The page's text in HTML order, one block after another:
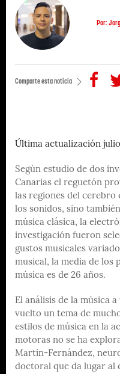
Por:
Comparte esta noticia
Última actualización julio
Según estudio de dos
Canarias el reguetón
las regiones del cerebro
los sonidos, sino
música clásica, la
investigación fueron
gustos musicales
musical, la media de los
música es de 26 años.
El análisis de la música
vuelto un tema de
estilos de música en la
motoras no se ha
Martín-Fernández,
doctoral que da lugar al